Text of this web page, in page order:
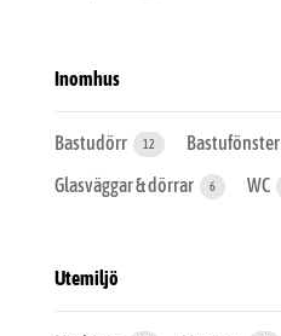
Inomhus
Bastudörr 12 Bastufönster
Glasväggar & dörrar 6 WC
Utemiljö